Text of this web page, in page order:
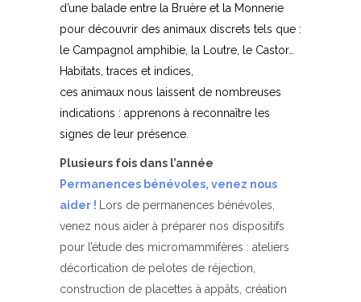
d’une balade entre la Bruère et la Monnerie
pour découvrir des animaux discrets tels que :
le Campagnol amphibie, la Loutre, le Castor…
Habitats, traces et indices,
ces animaux nous laissent de nombreuses
indications : apprenons à reconnaître les
signes de leur présence.
Plusieurs fois dans l’année
Permanences bénévoles, venez nous
aider !
Lors de permanences bénévoles,
venez nous aider à préparer nos dispositifs
pour l’étude des micromammifères : ateliers
décortication de pelotes de réjection,
construction de placettes à appâts, création